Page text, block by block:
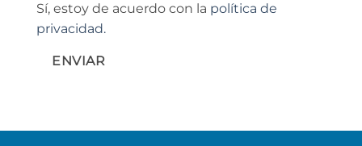
Sí, estoy de acuerdo con la política de
privacidad.
ENVIAR